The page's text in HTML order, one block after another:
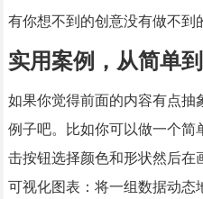
有你想不到的创意没有做不到
实用案例，从简单
如果你觉得前面的内容有点抽
例子吧。比如你可以做一个简
击按钮选择颜色和形状然后在
可视化图表：将一组数据动态